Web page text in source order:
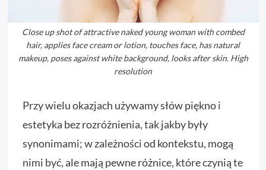
Close up shot of attractive naked young woman with combed
hair, applies face cream or lotion, touches face, has natural
makeup, poses against white background, looks after skin. High
resolution
Przy wielu okazjach używamy słów piękno i
estetyka bez rozróżnienia, tak jakby były
synonimami; w zależności od kontekstu, mogą
nimi być, ale mają pewne różnice, które czynią te